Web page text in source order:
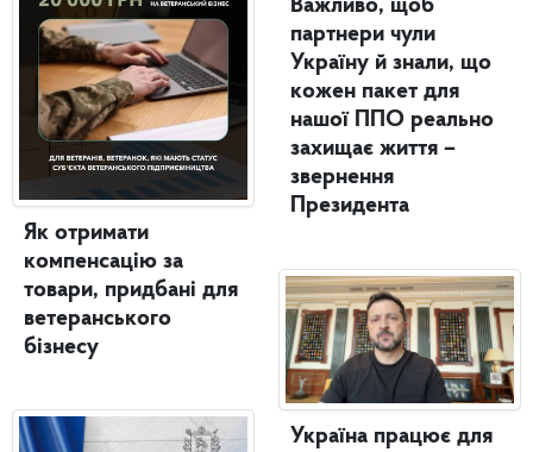
Як отримати
компенсацію за
товари, придбані для
ветеранського
бізнесу
Важливо, щоб
партнери чули
Україну й знали, що
кожен пакет для
нашої ППО реально
захищає життя –
звернення
Президента
Україна працює для